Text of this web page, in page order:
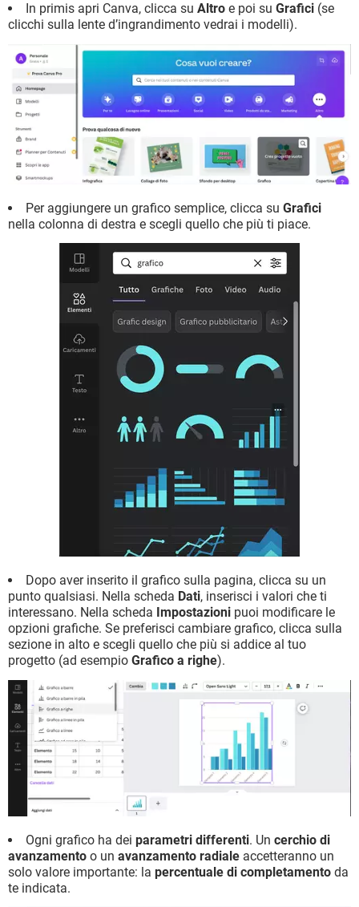
In primis apri Canva, clicca su Altro e poi su Grafici (se
clicchi sulla lente d’ingrandimento vedrai i modelli).
Per aggiungere un grafico semplice, clicca su Grafici
nella colonna di destra e scegli quello che più ti piace.
Dopo aver inserito il grafico sulla pagina, clicca su un
punto qualsiasi. Nella scheda Dati, inserisci i valori che ti
interessano. Nella scheda Impostazioni puoi modificare le
opzioni grafiche. Se preferisci cambiare grafico, clicca sulla
sezione in alto e scegli quello che più si addice al tuo
progetto (ad esempio Grafico a righe).
Ogni grafico ha dei parametri differenti. Un cerchio di
avanzamento o un avanzamento radiale accetteranno un
solo valore importante: la percentuale di completamento da
te indicata.